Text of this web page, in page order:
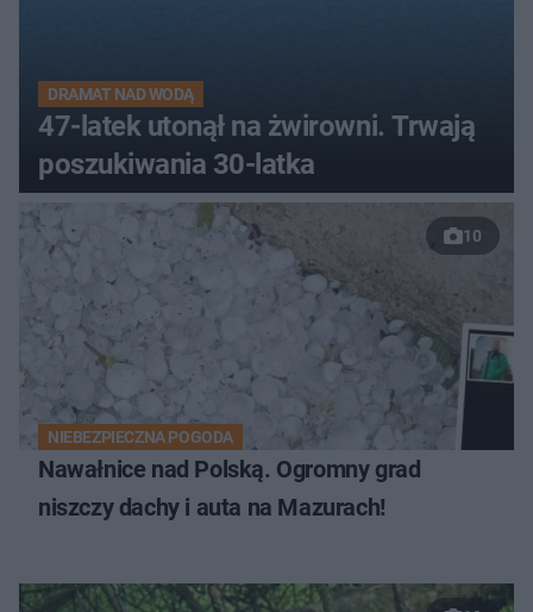
DRAMAT NAD WODĄ
47-latek utonął na żwirowni. Trwają
poszukiwania 30-latka
10
NIEBEZPIECZNA POGODA
Nawałnice nad Polską. Ogromny grad
niszczy dachy i auta na Mazurach!